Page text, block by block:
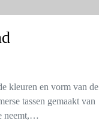
kleuren en vorm van de
tassen gemaakt van
neemt,…